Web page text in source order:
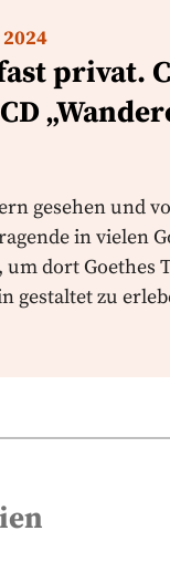
privat.
gesehen und
in vielen
um dort Goethes
gestaltet zu